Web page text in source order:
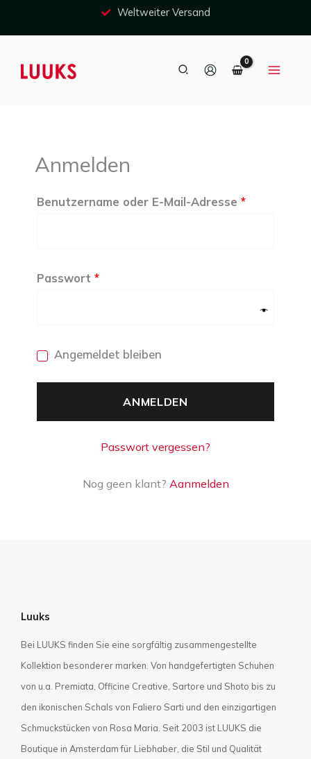
Inhalt
springen
Weltweiter Versand
Suche
Anmelden
Benutzername oder E-Mail-Adresse*
Passwort*
Erforderlich
Angemeldet bleiben
ANMELDEN
Passwort vergessen?
Nog geen klant? Aanmelden
Luuks
Bei LUUKS finden Sie eine sorgfältig zusammengestellte
Kollektion besonderer marken. Von handgefertigten Schuhen
von u.a. Premiata, Officine Creative, Sartore und Shoto bis zu
den ikonischen Schals von Faliero Sarti und den einzigartigen
Schmuckstücken von Rosa Maria. Seit 2003 ist LUUKS die
Boutique in Amsterdam für Liebhaber, die Stil und Qualität